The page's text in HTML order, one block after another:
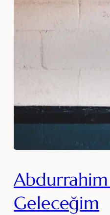
Geleceğim